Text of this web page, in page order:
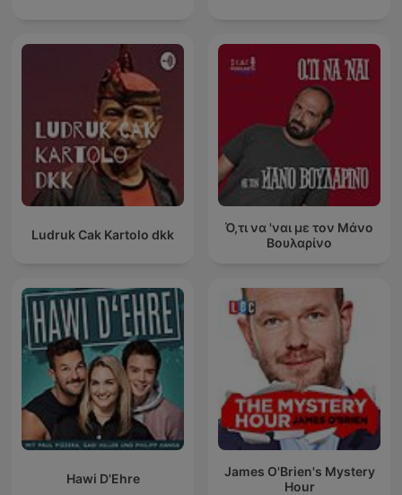
Ludruk Cak Kartolo dkk
Ό,τι να 'ναι με τον Μάνο
Βουλαρίνο
Hawi D'Ehre
James O'Brien's Mystery
Hour